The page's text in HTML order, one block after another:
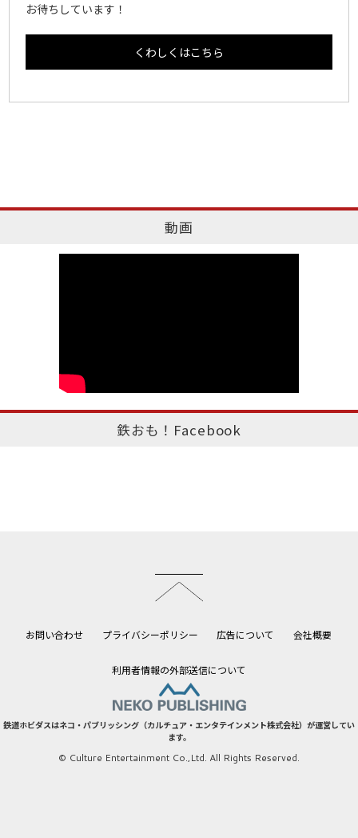
お待ちしています！
くわしくはこちら
動画
鉄おも！Facebook
お問い合わせ プライバシーポリシー 広告について 会社概要
利用者情報の外部送信について
鉄道ホビダスはネコ・パブリッシング（カルチュア・エンタテインメント株式会社）が運営してい
ます。
© Culture Entertainment Co.,Ltd. All Rights Reserved.